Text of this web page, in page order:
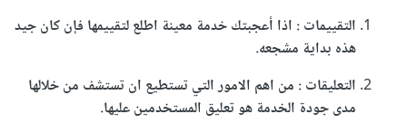
التقييمات : اذا أعجبتك خدمة معينة اطلع لتقييمها فإن كان جيد
هذه بداية مشجعه.
التعليقات : من اهم الامور التي تستطيع ان تستشف من خلالها
مدى جودة الخدمة هو تعليق المستخدمين عليها.